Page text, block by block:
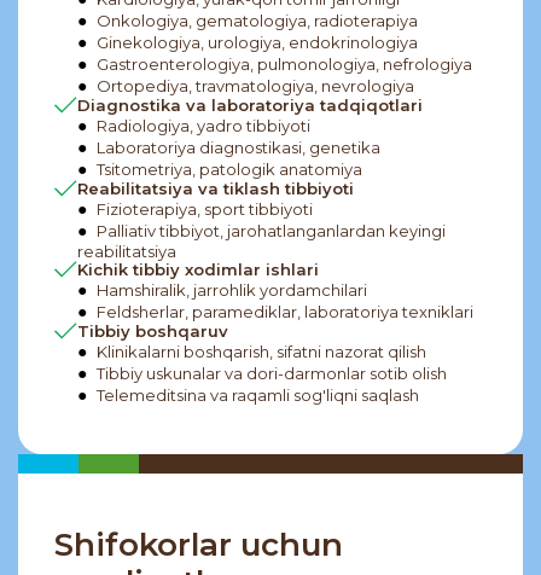
Onkologiya, gematologiya, radioterapiya
Ginekologiya, urologiya, endokrinologiya
Gastroenterologiya, pulmonologiya, nefrologiya
Ortopediya, travmatologiya, nevrologiya
Diagnostika va laboratoriya tadqiqotlari
Radiologiya, yadro tibbiyoti
Laboratoriya diagnostikasi, genetika
Tsitometriya, patologik anatomiya
Reabilitatsiya va tiklash tibbiyoti
Fizioterapiya, sport tibbiyoti
Palliativ tibbiyot, jarohatlanganlardan keyingi
reabilitatsiya
Kichik tibbiy xodimlar ishlari
Hamshiralik, jarrohlik yordamchilari
Feldsherlar, paramediklar, laboratoriya texniklari
Tibbiy boshqaruv
Klinikalarni boshqarish, sifatni nazorat qilish
Tibbiy uskunalar va dori-darmonlar sotib olish
Telemeditsina va raqamli sog'liqni saqlash
Shifokorlar uchun